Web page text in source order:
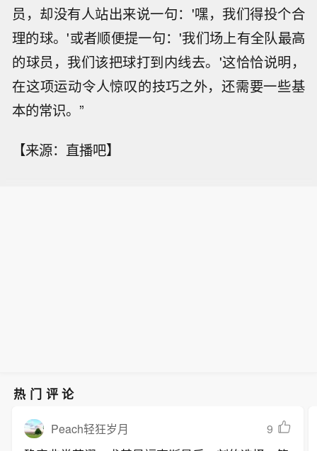
员，却没有人站出来说一句：'嘿，我们得投个合
理的球。'或者顺便提一句：'我们场上有全队最高
的球员，我们该把球打到内线去。'这恰恰说明，
在这项运动令人惊叹的技巧之外，还需要一些基
本的常识。”
【来源：直播吧】
热门评论
Peach轻狂岁月 9